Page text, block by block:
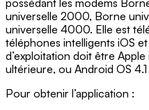
possédant les modems
universelle 2000, Borne
universelle 4000. Elle est
téléphones intelligents iOS
d’exploitation doit être Apple
ultérieure, ou Android OS
Pour obtenir l’application :